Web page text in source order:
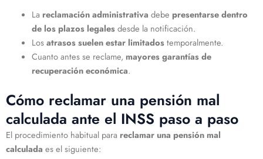
La reclamación administrativa debe presentarse dentro
de los plazos legalesdesde la notificación.
Losatrasos suelen estar limitadostemporalmente.
Cuanto antes se reclame, mayores garantías de
recuperación económica.
Cómo reclamar una pensión mal
calculada ante el INSS paso a paso
El procedimiento habitual para reclamar una pensión mal
calculada es el siguiente: